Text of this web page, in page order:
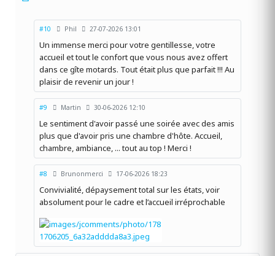
#10 Phil 27-07-2026 13:01
Un immense merci pour votre gentillesse, votre
accueil et tout le confort que vous nous avez offert
dans ce gîte motards. Tout était plus que parfait !!! Au
plaisir de revenir un jour !
#9 Martin 30-06-2026 12:10
Le sentiment d'avoir passé une soirée avec des amis
plus que d'avoir pris une chambre d'hôte. Accueil,
chambre, ambiance, ... tout au top ! Merci !
#8 Brunonmerci 17-06-2026 18:23
Convivialité, dépaysement total sur les états, voir
absolument pour le cadre et l’accueil irréprochable